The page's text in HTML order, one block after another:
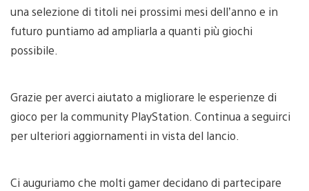
una selezione di titoli nei prossimi mesi dell’anno e in
futuro puntiamo ad ampliarla a quanti più giochi
possibile.
Grazie per averci aiutato a migliorare le esperienze di
gioco per la community PlayStation. Continua a seguirci
per ulteriori aggiornamenti in vista del lancio.
Ci auguriamo che molti gamer decidano di partecipare